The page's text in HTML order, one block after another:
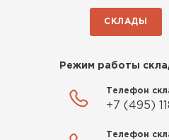
СКЛАДЫ
Режим работы
Телефон
+7 (495)
Телефон